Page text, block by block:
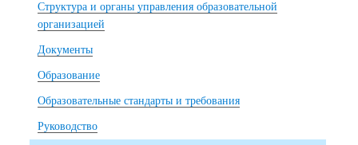
Структура и органы управления образовательной
организацией
Документы
Образование
Образовательные стандарты и требования
Руководство